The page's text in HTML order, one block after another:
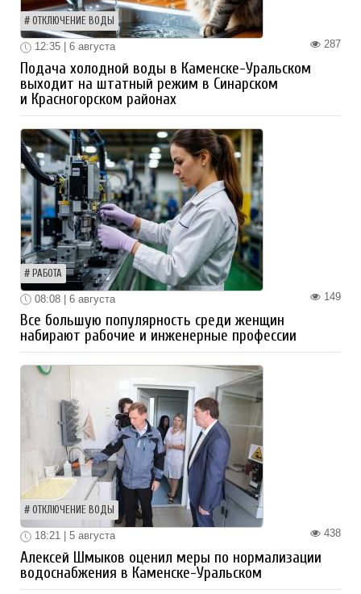
ОТКЛЮЧЕНИЕ ВОДЫ
287
12:35 | 6 августа
Подача холодной воды в Каменске-Уральском
выходит на штатный режим в Синарском
и Красногорском районах
РАБОТА
149
08:08 | 6 августа
Все большую популярность среди женщин
набирают рабочие и инженерные профессии
ОТКЛЮЧЕНИЕ ВОДЫ
438
18:21 | 5 августа
Алексей Шмыков оценил меры по нормализации
водоснабжения в Каменске-Уральском